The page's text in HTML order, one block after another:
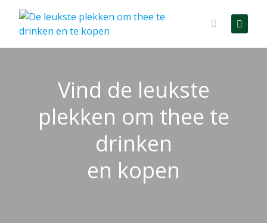
content
Vind de leukste
plekken om thee te
drinken
en kopen